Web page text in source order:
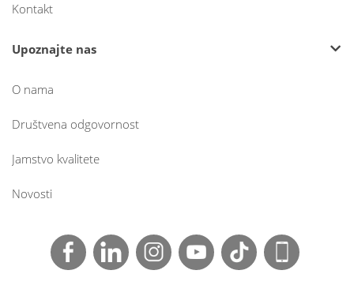
Kontakt
Upoznajte nas
O nama
Društvena odgovornost
Jamstvo kvalitete
Novosti